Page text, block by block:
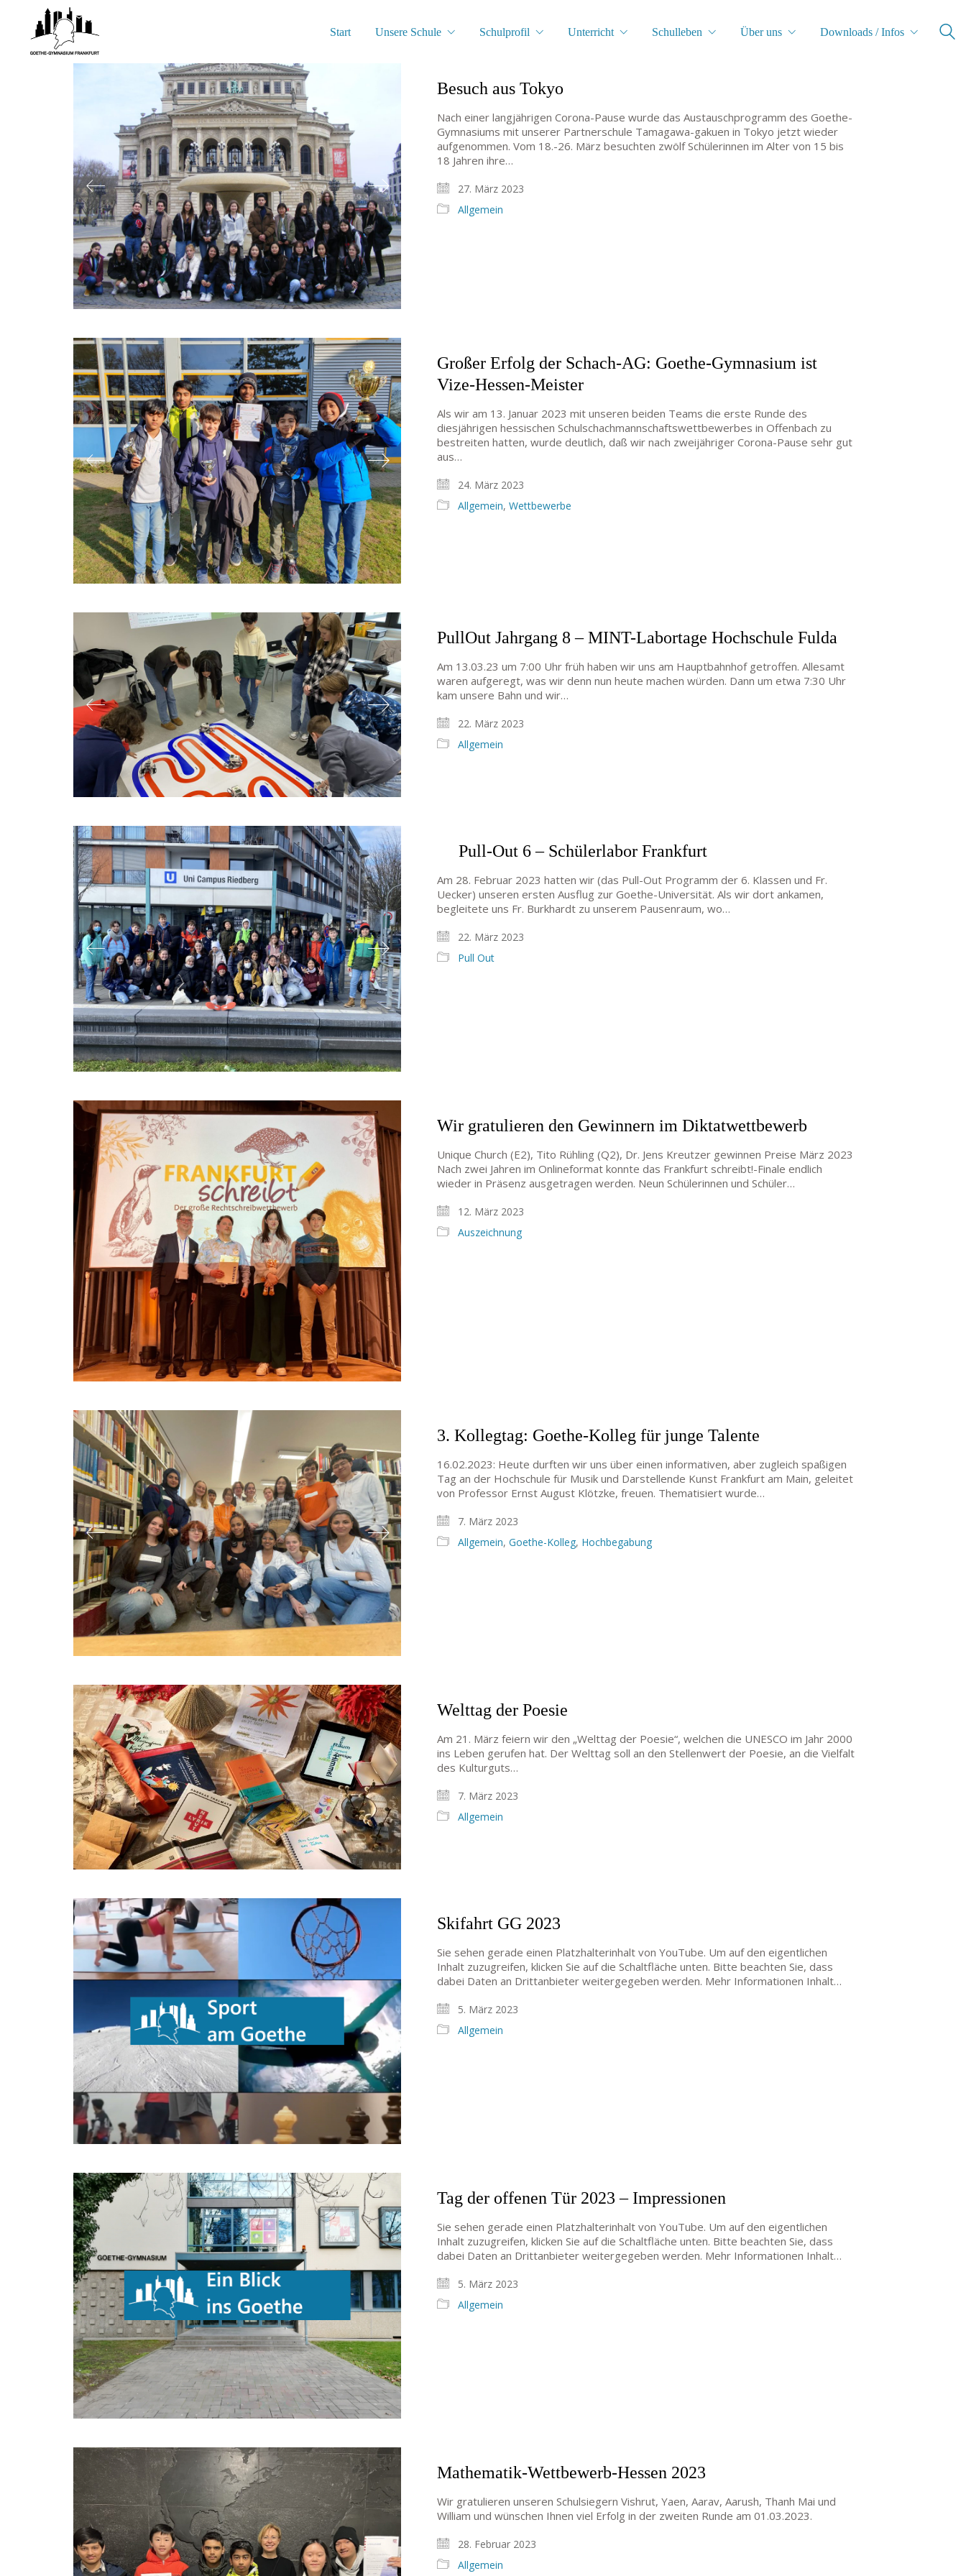
Start Unsere Schule Schulprofil Unterricht Schulleben Über uns Downloads / Infos
Besuch aus Tokyo
Nach einer langjährigen Corona-Pause wurde das Austauschprogramm des Goethe-
Gymnasiums mit unserer Partnerschule Tamagawa-gakuen in Tokyo jetzt wieder
aufgenommen. Vom 18.-26. März besuchten zwölf Schülerinnen im Alter von 15 bis
18 Jahren ihre…
27. März 2023
Allgemein
Großer Erfolg der Schach-AG: Goethe-Gymnasium ist
Vize-Hessen-Meister
Als wir am 13. Januar 2023 mit unseren beiden Teams die erste Runde des
diesjährigen hessischen Schulschachmannschaftswettbewerbes in Offenbach zu
bestreiten hatten, wurde deutlich, daß wir nach zweijähriger Corona-Pause sehr gut
aus…
24. März 2023
Allgemein, Wettbewerbe
PullOut Jahrgang 8 – MINT-Labortage Hochschule Fulda
Am 13.03.23 um 7:00 Uhr früh haben wir uns am Hauptbahnhof getroffen. Allesamt
waren aufgeregt, was wir denn nun heute machen würden. Dann um etwa 7:30 Uhr
kam unsere Bahn und wir…
22. März 2023
Allgemein
Pull-Out 6 – Schülerlabor Frankfurt
Am 28. Februar 2023 hatten wir (das Pull-Out Programm der 6. Klassen und Fr.
Uecker) unseren ersten Ausflug zur Goethe-Universität. Als wir dort ankamen,
begleitete uns Fr. Burkhardt zu unserem Pausenraum, wo…
22. März 2023
Pull Out
Wir gratulieren den Gewinnern im Diktatwettbewerb
Unique Church (E2), Tito Rühling (Q2), Dr. Jens Kreutzer gewinnen Preise März 2023
Nach zwei Jahren im Onlineformat konnte das Frankfurt schreibt!-Finale endlich
wieder in Präsenz ausgetragen werden. Neun Schülerinnen und Schüler…
12. März 2023
Auszeichnung
3. Kollegtag: Goethe-Kolleg für junge Talente
16.02.2023: Heute durften wir uns über einen informativen, aber zugleich spaßigen
Tag an der Hochschule für Musik und Darstellende Kunst Frankfurt am Main, geleitet
von Professor Ernst August Klötzke, freuen. Thematisiert wurde…
7. März 2023
Allgemein, Goethe-Kolleg, Hochbegabung
Welttag der Poesie
Am 21. März feiern wir den „Welttag der Poesie“, welchen die UNESCO im Jahr 2000
ins Leben gerufen hat. Der Welttag soll an den Stellenwert der Poesie, an die Vielfalt
des Kulturguts…
7. März 2023
Allgemein
Skifahrt GG 2023
Sie sehen gerade einen Platzhalterinhalt von YouTube. Um auf den eigentlichen
Inhalt zuzugreifen, klicken Sie auf die Schaltfläche unten. Bitte beachten Sie, dass
dabei Daten an Drittanbieter weitergegeben werden. Mehr Informationen Inhalt…
5. März 2023
Allgemein
Tag der offenen Tür 2023 – Impressionen
Sie sehen gerade einen Platzhalterinhalt von YouTube. Um auf den eigentlichen
Inhalt zuzugreifen, klicken Sie auf die Schaltfläche unten. Bitte beachten Sie, dass
dabei Daten an Drittanbieter weitergegeben werden. Mehr Informationen Inhalt…
5. März 2023
Allgemein
Mathematik-Wettbewerb-Hessen 2023
Wir gratulieren unseren Schulsiegern Vishrut, Yaen, Aarav, Aarush, Thanh Mai und
William und wünschen Ihnen viel Erfolg in der zweiten Runde am 01.03.2023.
28. Februar 2023
Allgemein
Goethe-Gymnasium
Friedrich-Ebert-Anlage 22
60325 Frankfurt am Main
IMPRESSUM →